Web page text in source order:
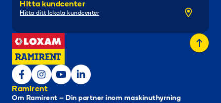
Hitta kundcenter
Hitta ditt lokala kundcenter
Ramirent
Om Ramirent – Din partner inom maskinuthyrning